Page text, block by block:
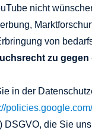
nicht
von
zu
in der
die Sie